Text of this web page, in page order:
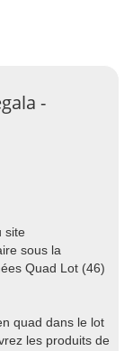
-
site
sous la
Quad Lot (46)
quad dans le lot
les produits de